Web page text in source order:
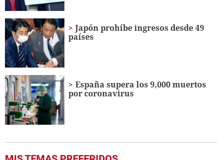
Japón prohíbe ingresos desde 49
países
España supera los 9,000 muertos
por coronavirus